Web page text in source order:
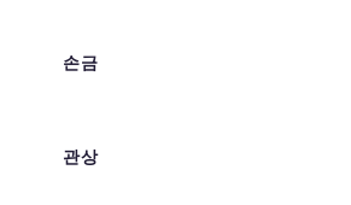
손금
관상